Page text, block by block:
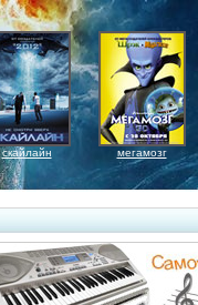
скайлайн мегамозг